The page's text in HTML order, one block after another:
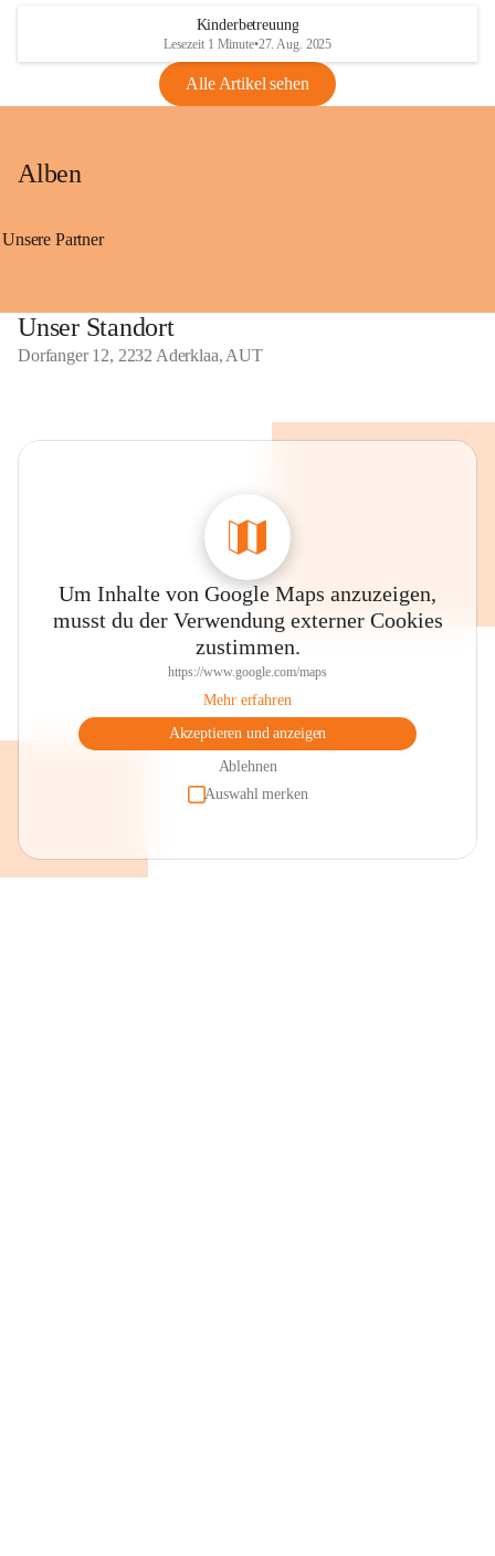
Kinderbetreuung
Lesezeit 1 Minute•27. Aug. 2025
Alle Artikel sehen
Alben
Unsere Partner
Unser Standort
Dorfanger 12, 2232 Aderklaa, AUT
Um Inhalte von Google Maps anzuzeigen,
musst du der Verwendung externer Cookies
zustimmen.
https://www.google.com/maps
Mehr erfahren
Akzeptieren und anzeigen
Ablehnen
Auswahl merken